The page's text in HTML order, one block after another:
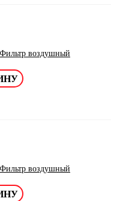
воздушный
воздушный